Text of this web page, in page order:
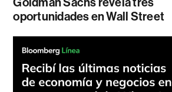
oportunidades en Wall Street